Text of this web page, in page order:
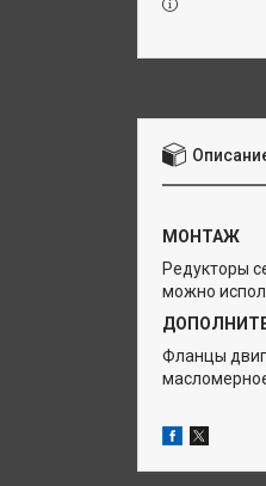
МОНТАЖ
Редукторы
можно
Фланцы